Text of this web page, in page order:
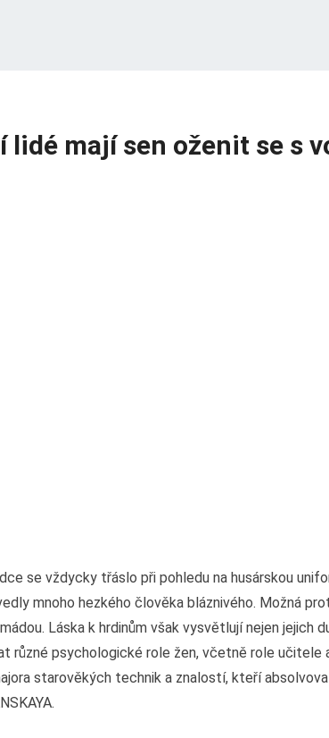
lidé mají sen oženit se s
se vždycky třáslo při pohledu na husárskou
mnoho hezkého člověka bláznivého. Možná
Láska k hrdinům však vysvětlují nejen jejich
různé psychologické role žen, včetně role
starověkých technik a znalostí, kteří